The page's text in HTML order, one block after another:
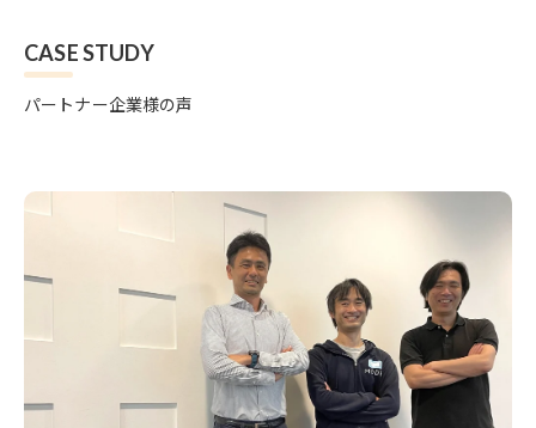
CASE STUDY
パートナー企業様の声